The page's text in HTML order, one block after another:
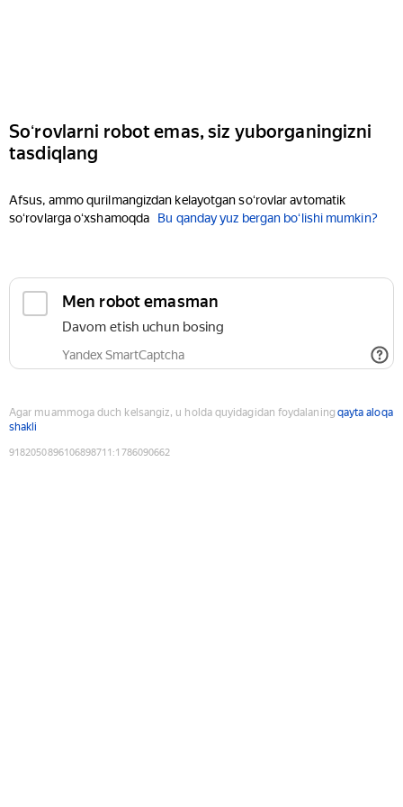
Soʻrovlarni robot emas, siz yuborganingizni
tasdiqlang
Afsus, ammo qurilmangizdan kelayotgan soʻrovlar avtomatik
soʻrovlarga oʻxshamoqda
Bu qanday yuz bergan boʻlishi mumkin?
Men robot emasman
Davom etish uchun bosing
Yandex SmartCaptcha
Agar muammoga duch kelsangiz, u holda quyidagidan foydalaning qayta aloqa
shakli
9182050896106898711 :1786090662